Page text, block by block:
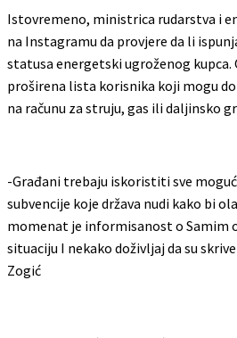
Istovremeno, ministrica rudarstva i
na Instagramu da provjere da li
statusa energetski ugroženog kupca.
proširena lista korisnika koji mogu
na računu za struju, gas ili daljinsko
-Građani trebaju iskoristiti sve
subvencije koje država nudi kako bi
momenat je informisanost o Samim
situaciju I nekako doživljaj da su
Zogić